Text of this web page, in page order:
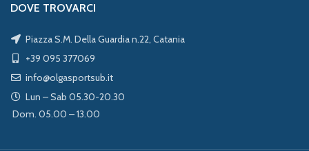
DOVE TROVARCI
Piazza S.M. Della Guardia n.22, Catania
+39 095 377069
info@olgasportsub.it
Lun – Sab 05.30-20.30
Dom. 05.00 – 13.00